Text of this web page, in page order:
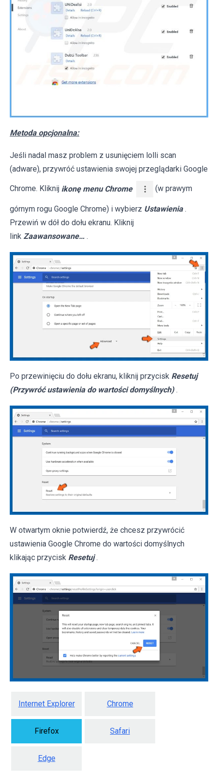
Metoda opcjonalna:
Jeśli nadal masz problem z usunięciem lolli scan
(adware), przywróć ustawienia swojej przeglądarki Google
Chrome. Kliknij ikonę menu Chrome (w prawym
górnym rogu Google Chrome) i wybierz Ustawienia .
Przewiń w dół do dołu ekranu. Kliknij
link Zaawansowane… .
Po przewinięciu do dołu ekranu, kliknij przycisk Resetuj
(Przywróć ustawienia do wartości domyślnych) .
W otwartym oknie potwierdź, że chcesz przywrócić
ustawienia Google Chrome do wartości domyślnych
klikając przycisk Resetuj .
Internet Explorer Chrome
Firefox Safari
Edge